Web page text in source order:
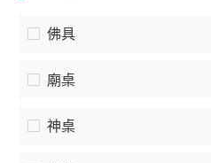
佛具
廟桌
神桌